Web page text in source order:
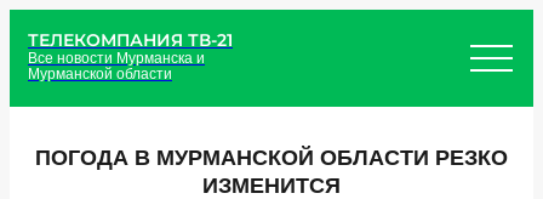
ТЕЛЕКОМПАНИЯ ТВ-21
Все новости Мурманска и
Мурманской области
ПОГОДА В МУРМАНСКОЙ ОБЛАСТИ РЕЗКО
ИЗМЕНИТСЯ